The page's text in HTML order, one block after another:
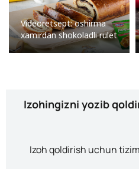
Videoretsept: oshirma
xamirdan shokoladli rulet
Izohingizni yozib
Izoh qoldirish uchun